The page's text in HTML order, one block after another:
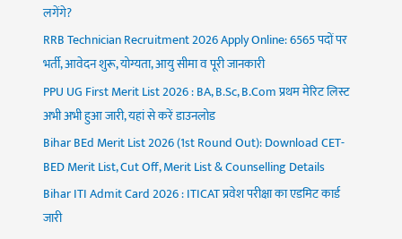
लगेंगे?
RRB Technician Recruitment 2026 Apply Online: 6565 पदों पर
भर्ती, आवेदन शुरू, योग्यता, आयु सीमा व पूरी जानकारी
PPU UG First Merit List 2026 : BA, B.Sc, B.Com प्रथम मेरिट लिस्ट
अभी अभी हुआ जारी, यहां से करें डाउनलोड
Bihar BEd Merit List 2026 (1st Round Out): Download CET-
BED Merit List, Cut Off, Merit List & Counselling Details
Bihar ITI Admit Card 2026 : ITICAT प्रवेश परीक्षा का एडमिट कार्ड
जारी